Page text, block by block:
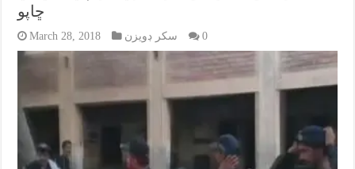
ڇاپو
March 28, 2018 سکر ڊويزن 0